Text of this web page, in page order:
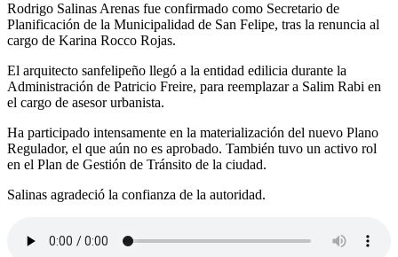
Rodrigo Salinas Arenas fue confirmado como Secretario de
Planificación de la Municipalidad de San Felipe, tras la renuncia al
cargo de Karina Rocco Rojas.
El arquitecto sanfelipeño llegó a la entidad edilicia durante la
Administración de Patricio Freire, para reemplazar a Salim Rabi en
el cargo de asesor urbanista.
Ha participado intensamente en la materialización del nuevo Plano
Regulador, el que aún no es aprobado. También tuvo un activo rol
en el Plan de Gestión de Tránsito de la ciudad.
Salinas agradeció la confianza de la autoridad.